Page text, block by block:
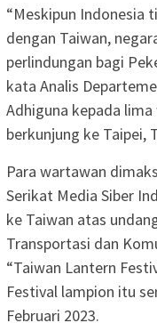
“Meskipun Indonesia
dengan Taiwan,
perlindungan bagi
kata Analis
Adhiguna kepada
berkunjung ke Taipei,
Para wartawan
Serikat Media Siber
ke Taiwan atas
Transportasi dan
“Taiwan Lantern
Festival lampion itu
Februari 2023.